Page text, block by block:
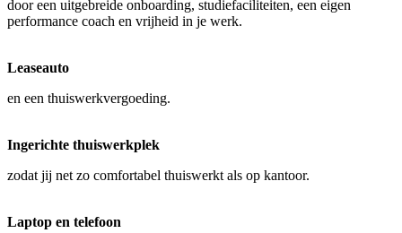
door een uitgebreide onboarding, studiefaciliteiten, een eigen
performance coach en vrijheid in je werk.
Leaseauto
en een thuiswerkvergoeding.
Ingerichte thuiswerkplek
zodat jij net zo comfortabel thuiswerkt als op kantoor.
Laptop en telefoon